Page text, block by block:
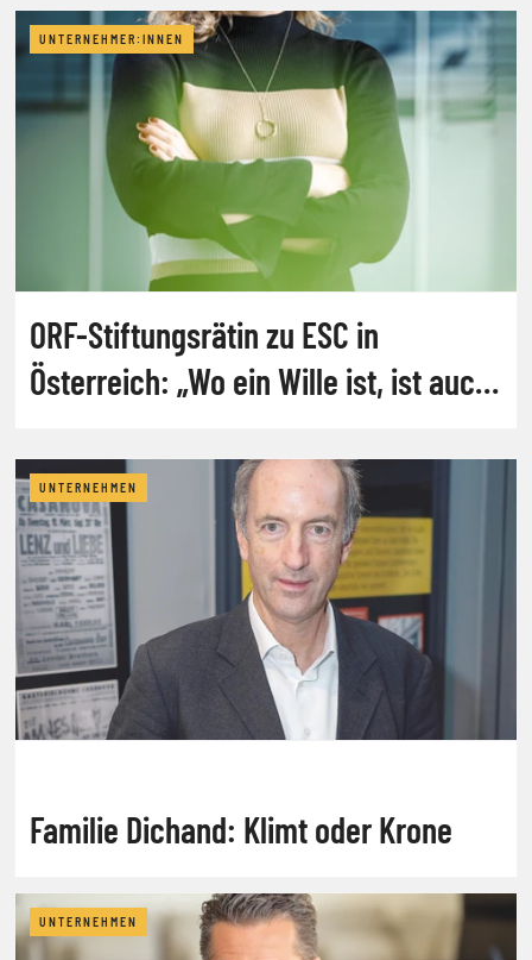
UNTERNEHMER:INNEN
ORF-Stiftungsrätin zu ESC in
Österreich: „Wo ein Wille ist, ist auch
UNTERNEHMEN
Familie Dichand: Klimt oder Krone
UNTERNEHMEN